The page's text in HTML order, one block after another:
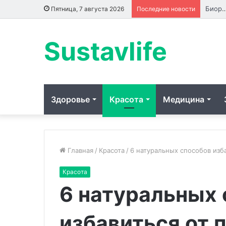
Пятница, 7 августа 2026 Последние новости Биоревитализация: что происходит с
Sustavlife
Здоровье Красота Медицина
Главная / Красота / 6 натуральных способов
Красота
6 натуральных
быстром